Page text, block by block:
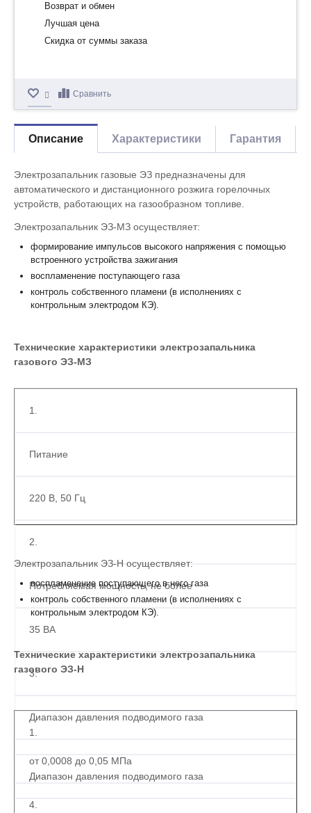
Возврат и обмен
Лучшая цена
Скидка от суммы заказа
Сравнить
Описание Характеристики Гарантия
Электрозапальник газовые ЭЗ предназначены для
автоматического и дистанционного розжига горелочных
устройств, работающих на газообразном топливе.
Электрозапальник ЭЗ-МЗ осуществляет:
формирование импульсов высокого напряжения с помощью
встроенного устройства зажигания
воспламенение поступающего газа
контроль собственного пламени (в исполнениях с
контрольным электродом КЭ).
Технические характеристики электрозапальника
газового ЭЗ-МЗ
1.
Питание
220 В, 50 Гц
2.
Потребляемая мощность, не более
35 ВА
3.
Диапазон давления подводимого газа
от 0,0008 до 0,05 МПа
4.
Электрозапальник ЭЗ-Н осуществляет:
воспламенение поступающего в него газа
контроль собственного пламени (в исполнениях с
контрольным электродом КЭ).
Технические характеристики электрозапальника
газового ЭЗ-Н
1.
Диапазон давления подводимого газа